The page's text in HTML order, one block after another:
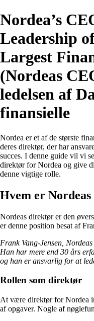
Nordea’s
Leadership
Largest
(Nordeas
ledelsen af
finansielle
Nordea er et af de største
deres direktør, der har
succes. I denne guide vil vi
direktør for Nordea og give
denne vigtige rolle.
Hvem er
Nordeas direktør er den
er denne position besat af
Frank Vang-Jensen,
Han har mere end 30 års
og han er ansvarlig for at
Rollen som direktør
At være direktør for Nordea
af opgaver. Nogle af